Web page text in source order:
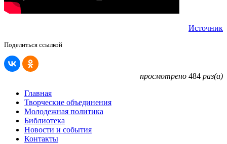
Источник
Поделиться ссылкой
просмотрено 484 раз(а)
Главная
Творческие объединения
Молодежная политика
Библиотека
Новости и события
Контакты